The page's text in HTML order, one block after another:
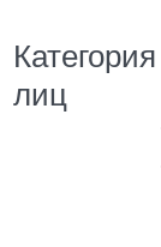
Категория
лиц